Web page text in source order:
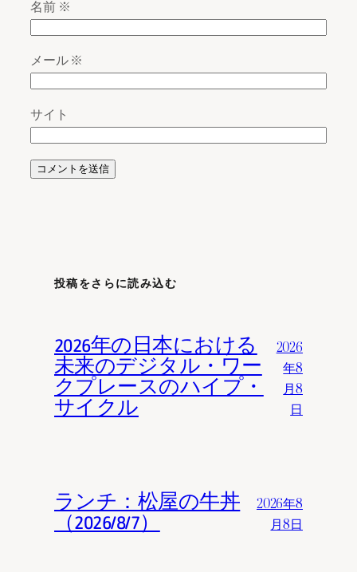
名前 ※
メール※
サイト
投稿をさらに読み込む
2026年の日本における
未来のデジタル・ワー
クプレースのハイプ・
サイクル
2026
年8
月8
日
ランチ：松屋の牛丼
（2026/8/7）
2026年8
月8日